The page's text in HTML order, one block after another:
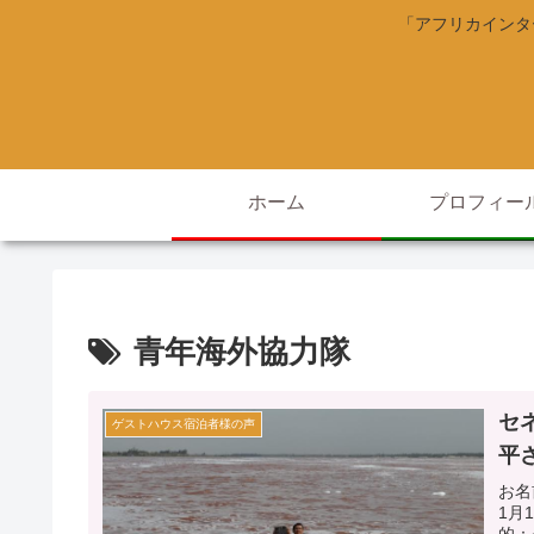
「アフリカイン
ホーム プロフィー
青年海外協力隊
ゲストハウス宿泊者様の声
セ
平
お
1月